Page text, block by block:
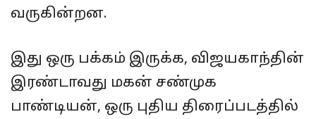
வருகின்றன.
இது ஒரு பக்கம் இருக்க, விஜயகாந்தின்
இரண்டாவது மகன் சண்முக
பாண்டியன், ஒரு புதிய திரைப்படத்தில்